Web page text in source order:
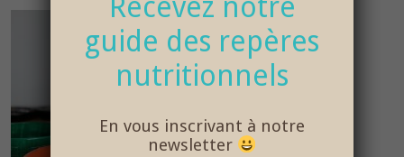
guide des repères
nutritionnels
En vous inscrivant à notre
newsletter